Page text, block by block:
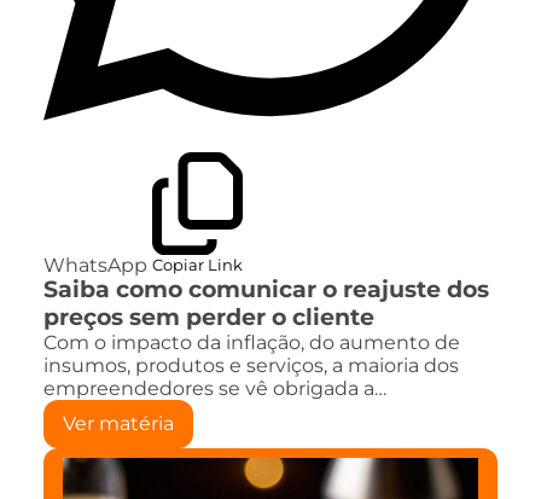
WhatsApp Copiar Link
Saiba como comunicar o reajuste dos
preços sem perder o cliente
Com o impacto da inflação, do aumento de
insumos, produtos e serviços, a maioria dos
empreendedores se vê obrigada a…
Ver matéria